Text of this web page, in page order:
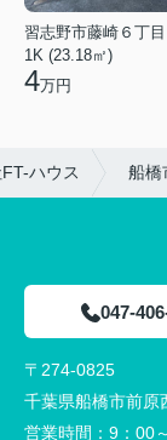
習志野市藤崎６丁目
1K (23.18㎡)
4万円
ハウス 船橋
047-
〒274-0825
千葉県船橋市前原
営業時間： 9：00